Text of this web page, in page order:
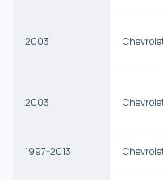
2003
2003
1997-2013